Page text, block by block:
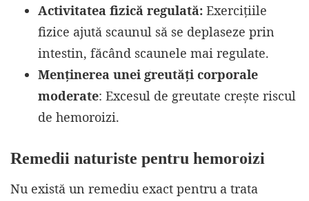
Activitatea fizică regulată: Exercițiile
fizice ajută scaunul să se deplaseze prin
intestin, făcând scaunele mai regulate.
Menținerea unei greutăți corporale
moderate: Excesul de greutate crește riscul
de hemoroizi.
Remedii naturiste pentru hemoroizi
Nu există un remediu exact pentru a trata